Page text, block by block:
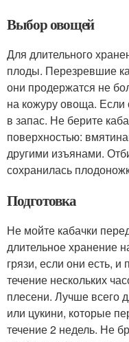
Выбор овощей
Для длительного
плоды. Перезревшие
они продержатся не
на кожуру овоща. Если
в запас. Не берите
поверхностью:
другими изъянами.
сохранилась
Подготовка
Не мойте кабачки
длительное хранение
грязи, если они есть,
течение нескольких
плесени. Лучше всего
или цукини, которые
течение 2 недель. Не